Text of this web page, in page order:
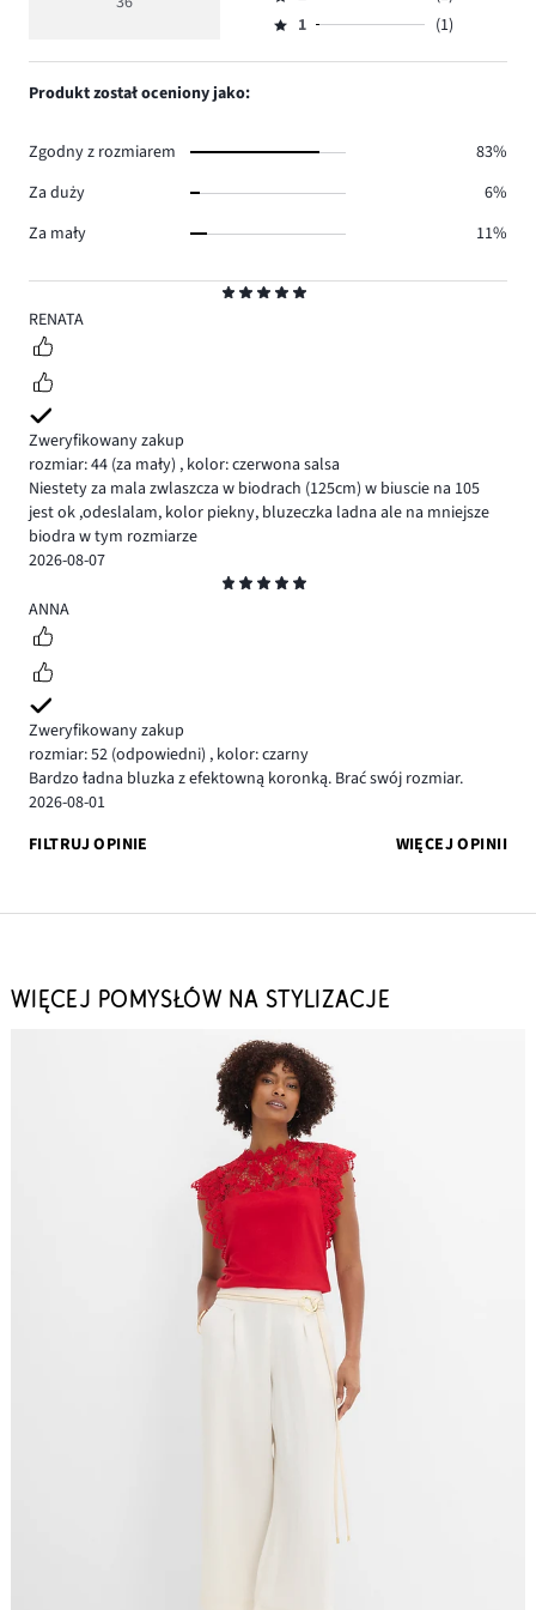
5
RENATA
Zweryfikowany zakup
rozmiar: 44 (za mały) , kolor: czerwona salsa
Niestety za mala zwlaszcza w biodrach (125cm) w biuscie na 105
jest ok ,odeslalam, kolor piekny, bluzeczka ladna ale na mniejsze
biodra w tym rozmiarze
2026-08-07
5
ANNA
Zweryfikowany zakup
rozmiar: 52 (odpowiedni) , kolor: czarny
Bardzo ładna bluzka z efektowną koronką. Brać swój rozmiar.
2026-08-01
FILTRUJ OPINIE
WIĘCEJ OPINII
33.
głosów
ilość
Ocena
2,
Ocena
1,
1 (1)
Produkt został oceniony jako:
Zgodny z rozmiarem
83%
Za duży
6%
Za mały
11%
WIĘCEJ POMYSŁÓW NA STYLIZACJE